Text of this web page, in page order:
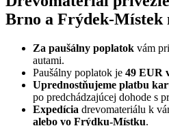
Brno a Frýdek-Místek
Za paušálny poplatok vám
autami.
Paušálny poplatok je 49 EUR
Uprednostňujeme platbu
po predchádzajúcej dohode s
Expedícia drevomateriálu k
alebo vo Frýdku-Místku.